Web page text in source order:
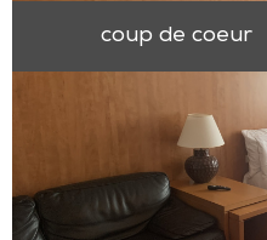
coup de coeur